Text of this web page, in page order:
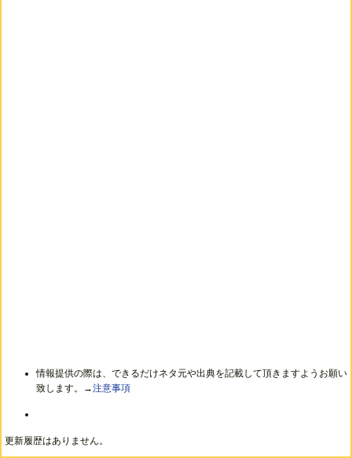
情報提供の際は、できるだけネタ元や出典を記載して頂きますようお願い
致します。→注意事項
更新履歴はありません。